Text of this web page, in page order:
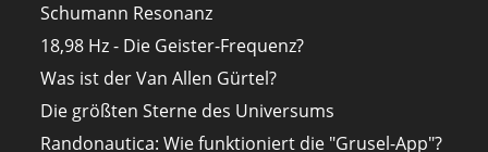
Schumann Resonanz
18,98 Hz - Die Geister-Frequenz?
Was ist der Van Allen Gürtel?
Die größten Sterne des Universums
Randonautica: Wie funktioniert die "Grusel-App"?